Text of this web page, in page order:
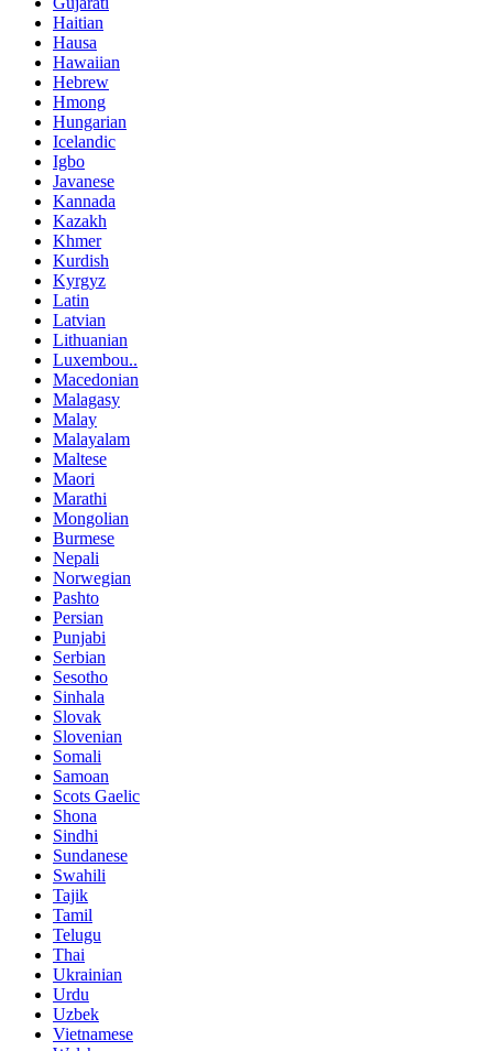
Haitian
Hausa
Hawaiian
Hebrew
Hmong
Hungarian
Icelandic
Igbo
Javanese
Kannada
Kazakh
Khmer
Kurdish
Kyrgyz
Latin
Latvian
Lithuanian
Luxembou..
Macedonian
Malagasy
Malay
Malayalam
Maltese
Maori
Marathi
Mongolian
Burmese
Nepali
Norwegian
Pashto
Persian
Punjabi
Serbian
Sesotho
Sinhala
Slovak
Slovenian
Somali
Samoan
Scots Gaelic
Shona
Sindhi
Sundanese
Swahili
Tajik
Tamil
Telugu
Thai
Ukrainian
Urdu
Uzbek
Vietnamese